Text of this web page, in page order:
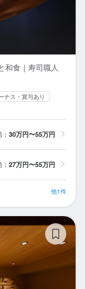
和食｜寿司職人
ナス・賞与あり
30万円〜55万円
27万円〜55万円
他1件